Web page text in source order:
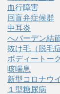
血行障害
回盲弁症候群
中耳炎
へバーデン結
抜け毛（脱毛症
ボディートー
咳喘息
新型コロナウ
１型糖尿病